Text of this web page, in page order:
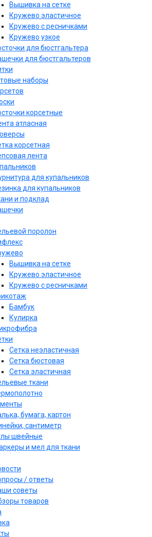
Вышивка на сетке
Кружево эластичное
Кружево с ресничками
Кружево узкое
для бюстгальтера
для бюстгальтеров
наборы
корсетные
атласная
корсетная
лента
для купальников
для купальников
и подклад
поролон
Вышивка на сетке
Кружево эластичное
Кружево с ресничками
Бамбук
Кулирка
Сетка неэластичная
Сетка бюстовая
Сетка эластичная
ткани
бумага, картон
сантиметр
швейные
и мел для ткани
/ ответы
советы
товаров